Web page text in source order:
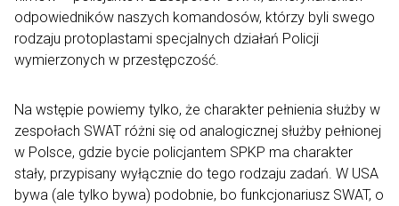
odpowiedników naszych komandosów, którzy byli swego
rodzaju protoplastami specjalnych działań Policji
wymierzonych w przestępczość.
Na wstępie powiemy tylko, że charakter pełnienia służby w
zespołach SWAT różni się od analogicznej służby pełnionej
w Polsce, gdzie bycie policjantem SPKP ma charakter
stały, przypisany wyłącznie do tego rodzaju zadań. W USA
bywa (ale tylko bywa) podobnie, bo funkcjonariusz SWAT, o